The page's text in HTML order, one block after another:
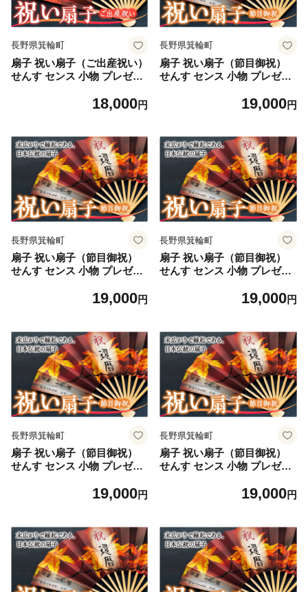
長野県箕輪町
扇子 祝い扇子（ご出産祝い）
せんす センス 小物 プレゼン
18,000円
長野県箕輪町
扇子 祝い扇子（節目御祝）
せんす センス 小物 プレゼン
19,000円
長野県箕輪町
扇子 祝い扇子（節目御祝）
せんす センス 小物 プレゼン
19,000円
長野県箕輪町
扇子 祝い扇子（節目御祝）
せんす センス 小物 プレゼン
19,000円
長野県箕輪町
扇子 祝い扇子（節目御祝）
せんす センス 小物 プレゼン
19,000円
長野県箕輪町
扇子 祝い扇子（節目御祝）
せんす センス 小物 プレゼン
19,000円